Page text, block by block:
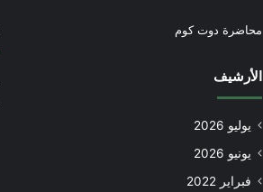
محاضرة دوت كوم
الأرشيف
يوليو 2026
يونيو 2026
فبراير 2022